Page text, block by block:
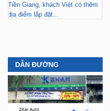
Tiền Giang, khách Việt có thêm
địa điểm lắp đặt...
DẪN ĐƯỜNG